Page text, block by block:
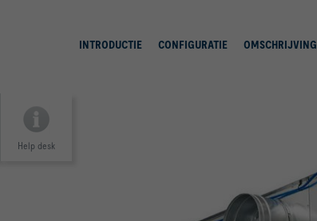
INTRODUCTIE CONFIGURATIE OMSCHRIJVING
Help desk